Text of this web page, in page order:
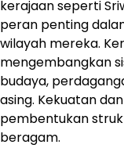
kerajaan seperti
peran penting
wilayah mereka.
mengembangkan
budaya,
asing. Kekuatan
pembentukan
beragam.